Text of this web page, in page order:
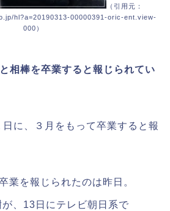
（引用元：
hl?a=20190313-00000391-oric-ent.view-
000）
相棒を卒業すると報じられてい
に、３月をもって卒業すると報
業を報じられたのは昨日。
、13日にテレビ朝日系で